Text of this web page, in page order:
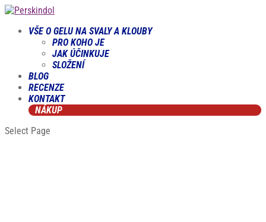
VŠE O GELU NA SVALY A KLOUBY
PRO KOHO JE
JAK ÚČINKUJE
SLOŽENÍ
BLOG
RECENZE
KONTAKT
NÁKUP
Select Page